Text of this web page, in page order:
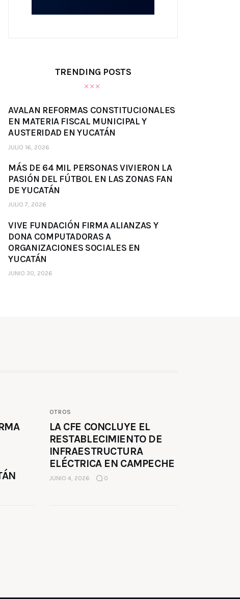
TRENDING POSTS
AVALAN REFORMAS CONSTITUCIONALES
EN MATERIA FISCAL MUNICIPAL Y
AUSTERIDAD EN YUCATÁN
JULIO 16, 2026
MÁS DE 64 MIL PERSONAS VIVIERON LA
PASIÓN DEL FÚTBOL EN LAS ZONAS FAN
DE YUCATÁN
JULIO 7, 2026
VIVE FUNDACIÓN FIRMA ALIANZAS Y
DONA COMPUTADORAS A
ORGANIZACIONES SOCIALES EN
YUCATÁN
JUNIO 30, 2026
OTROS
LA CFE CONCLUYE EL
RESTABLECIMIENTO DE
INFRAESTRUCTURA
ELÉCTRICA EN CAMPECHE
JUNIO 4, 2026 0